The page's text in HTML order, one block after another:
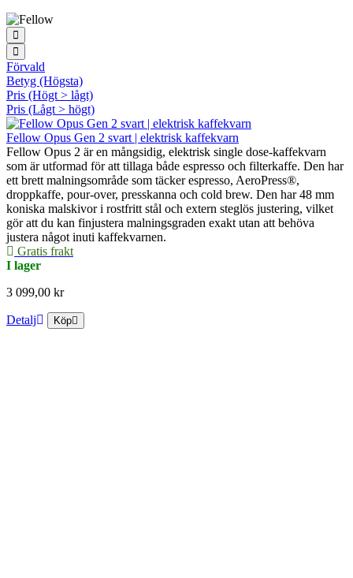
Förvald
Betyg (Högsta)
Pris (Högt > lågt)
Pris (Lågt > högt)
Fellow Opus Gen 2 svart | elektrisk kaffekvarn
Fellow Opus 2 är en mångsidig, elektrisk single dose-kaffekvarn
som är utformad för att tillaga både espresso och filterkaffe. Den har
ett brett malningsområde som täcker espresso, AeroPress®,
droppkaffe, pour-over, presskanna och cold brew. Den har 48 mm
koniska malskivor i rostfritt stål och extern steglös justering, vilket
gör att du kan finjustera malningsgraden exakt utan att behöva
justera något inuti kaffekvarnen.
Gratis frakt
I lager
3 099,00 kr
Detalj Köp